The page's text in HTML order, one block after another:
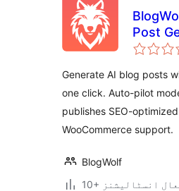
Post
Auto-
Generate AI blog posts
one click. Auto-pilot
publishes SEO-
WooCommerce support.
BlogWolf
فعال انسٹالیشنز